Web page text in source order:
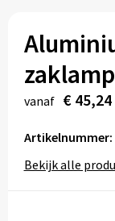
Kinderkleding
Tassen
vanaf € 45,24
Artikelnummer:
Bekijk alle